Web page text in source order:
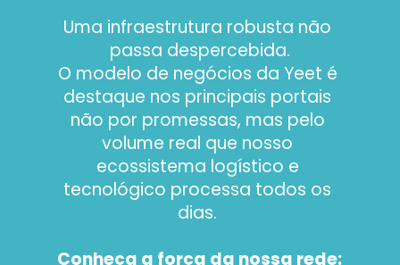
Uma infraestrutura robusta não
passa despercebida.
O modelo de negócios da Yeet é
destaque nos principais portais
não por promessas, mas pelo
volume real que nosso
ecossistema logístico e
tecnológico processa todos os
dias.
Conheça a força da nossa rede: